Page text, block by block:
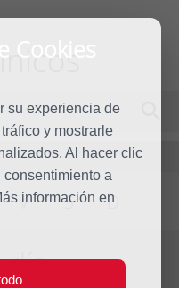
Cookies
su experiencia de
y mostrarle
Al hacer clic
consentimiento a
información en
V S D
día